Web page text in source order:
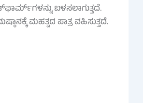
ಬಳಸಲಾಗುತ್ತದೆ.
ಮಹತ್ವದ ಪಾತ್ರ ವಹಿಸುತ್ತದೆ.